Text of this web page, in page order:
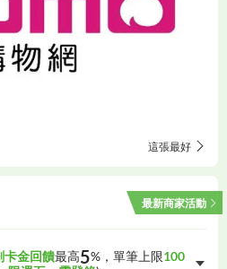
這張最好
最新商家活動
卡金回饋最高5%，單筆上限100